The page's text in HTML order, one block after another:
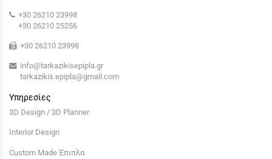
+30 26210 23998
+30 26210 25256
+30 26210 23998
info@tarkazikisepipla.gr
tarkazikis.epipla@gmail.com
Υπηρεσίες
3D Design / 3D Planner
Interior Design
Custom Made Έπιπλα